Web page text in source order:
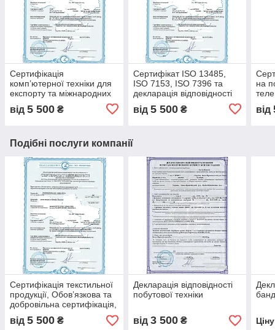
Сертифікація
комп’ютерної техніки для
експорту та міжнародних
гарантія безпечної та
від 5 500 ₴
Сертифікат ISO 13485,
ISO 7153, ISO 7396 та
декларація відповідності
інструменти, експертний
від 5 500₴
на
від
Подібні послуги компанії
Сертифікація текстильної
продукції, Обов’язкова та
добровільна сертифікація,
оформлення документів
та декларації відповідності
від 5 500 ₴
Декларація відповідності
побутової техніки
від 3 500₴